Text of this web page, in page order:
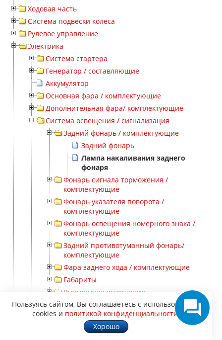
Ходовая часть
Система подвески колеса
Рулевое управление
Электрика
Система стартера
Генератор / составляющие
Аккумулятор
Основная фара / комплектующие
Дополнительная фара/ комплектующие
Система освещения / сигнализация
Задний фонарь / комплектующие
Задний фонарь
Лампа накаливания заднего
фонаря
Фонарь сигнала торможения /
комплектующие
Фонарь указателя поворота /
комплектующие
Фонарь освещения номерного знака /
комплектующие
Задний противотуманный фонарь/
комплектующие
Фара заднего хода / комплектующие
Габариты
Внутреннее освещение
Выключатель / реле / блок управления
освещения
Прерыватель указателей поворота
Пользуясь сайтом, Вы соглашаетесь с использованием
cookies и политикой конфиденциальности
Хорошо